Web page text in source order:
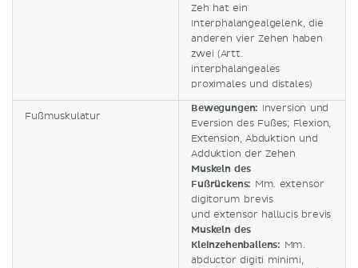
Zeh hat ein
Interphalangealgelenk, die
anderen vier Zehen haben
zwei (Artt.
interphalangeales
proximales und distales)
Fußmuskulatur
Bewegungen: Inversion und
Eversion des Fußes; Flexion,
Extension, Abduktion und
Adduktion der Zehen
Muskeln des
Fußrückens: Mm. extensor
digitorum brevis
und extensor hallucis brevis
Muskeln des
Kleinzehenballens: Mm.
abductor digiti minimi,